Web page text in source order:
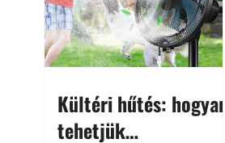
káros hatással lehet. Néhány
egyszerű óvintézkedéssel
azonban jelentősen
csökkenthetjük a hőség káros
Kültéri hűtés: hogyan
tehetjük